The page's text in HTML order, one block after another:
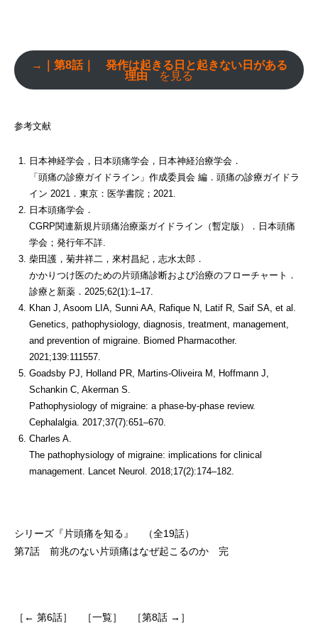
→｜第8話｜ 発作は起きる日と起きない日がある
理由 を見る
参考文献
日本神経学会，日本頭痛学会，日本神経治療学会．
「頭痛の診療ガイドライン」作成委員会 編．頭痛の診療ガイドラ
イン 2021．東京：医学書院；2021.
日本頭痛学会．
CGRP関連新規片頭痛治療薬ガイドライン（暫定版）．日本頭痛
学会；発行年不詳.
柴田護，菊井祥二，來村昌紀，志水太郎．
かかりつけ医のための片頭痛診断および治療のフローチャート．
診療と新薬．2025;62(1):1–17.
Khan J, Asoom LIA, Sunni AA, Rafique N, Latif R, Saif SA, et al.
Genetics, pathophysiology, diagnosis, treatment, management,
and prevention of migraine. Biomed Pharmacother.
2021;139:111557.
Goadsby PJ, Holland PR, Martins-Oliveira M, Hoffmann J,
Schankin C, Akerman S.
Pathophysiology of migraine: a phase-by-phase review.
Cephalalgia. 2017;37(7):651–670.
Charles A.
The pathophysiology of migraine: implications for clinical
management. Lancet Neurol. 2018;17(2):174–182.
シリーズ『片頭痛を知る』 （全19話）
第7話 前兆のない片頭痛はなぜ起こるのか
完
［ ← 第6話］ ［一覧］ ［第8話 →］